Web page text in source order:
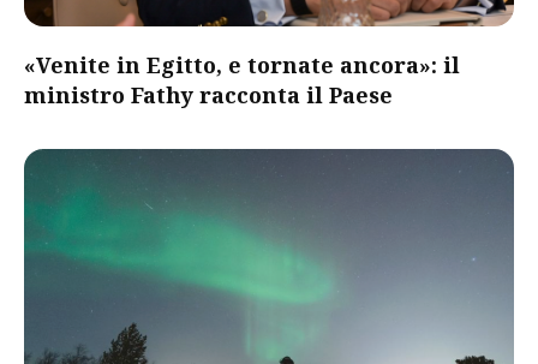
«Venite in Egitto, e tornate ancora»: il
ministro Fathy racconta il Paese